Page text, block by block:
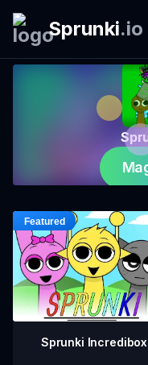
Sprunki.io
Sprunki Incredibox